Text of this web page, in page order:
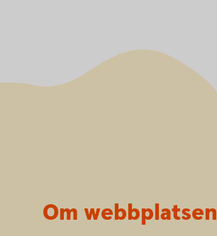
Om webbplatsen